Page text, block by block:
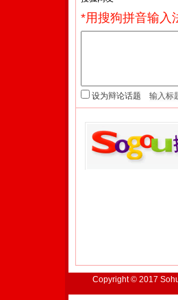
*用搜狗拼音输入
设为辩论话题
Copyright © 2017